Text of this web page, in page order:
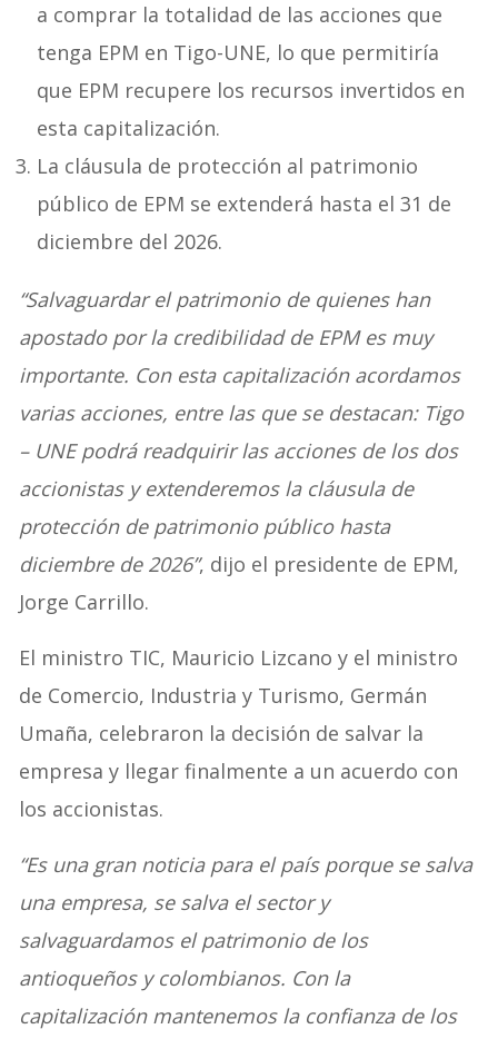
a comprar la totalidad de las acciones que
tenga EPM en Tigo-UNE, lo que permitiría
que EPM recupere los recursos invertidos en
esta capitalización.
La cláusula de protección al patrimonio
público de EPM se extenderá hasta el 31 de
diciembre del 2026.
“Salvaguardar el patrimonio de quienes han
apostado por la credibilidad de EPM es muy
importante. Con esta capitalización acordamos
varias acciones, entre las que se destacan: Tigo
– UNE podrá readquirir las acciones de los dos
accionistas y extenderemos la cláusula de
protección de patrimonio público hasta
diciembre de 2026”, dijo el presidente de EPM,
Jorge Carrillo.
El ministro TIC, Mauricio Lizcano y el ministro
de Comercio, Industria y Turismo, Germán
Umaña, celebraron la decisión de salvar la
empresa y llegar finalmente a un acuerdo con
los accionistas.
“Es una gran noticia para el país porque se salva
una empresa, se salva el sector y
salvaguardamos el patrimonio de los
antioqueños y colombianos. Con la
capitalización mantenemos la confianza de los